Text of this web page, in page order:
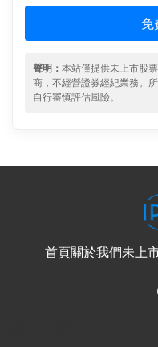
免
聲明： 本站僅提供未上市股
商，不經營證券經紀業務。
自行審慎評估風險。
首頁關於我們未上